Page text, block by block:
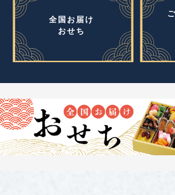
全国お届け
おせち